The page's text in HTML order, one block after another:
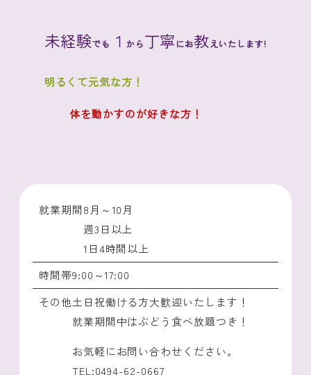
未経験でも １ から丁寧にお教えいたします!
明るくて元気な方！
体を動かすのが好きな方！
就業期間8月～10月
週3日以上
1日4時間以上
時間帯9:00～17:00
その他土日祝働ける方大歓迎いたします！
就業期間中はぶどう食べ放題つき！
お気軽にお問い合わせください。
TEL:0494-62-0667